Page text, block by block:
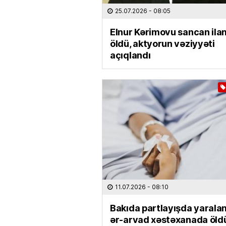
25.07.2026 - 08:05
Elnur Kərimovu sancan ilan
öldü, aktyorun vəziyyəti
açıqlandı
11.07.2026 - 08:10
Bakıda partlayışda
ər-arvad xəstəxanada